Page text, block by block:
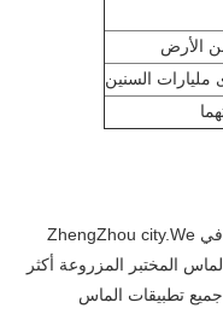
الأرض
السنين
هنان يودا كريستال شركة، المحدودة مقرها في ZhengZhou city.We